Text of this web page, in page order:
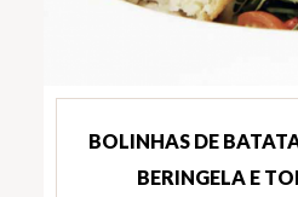
BOLINHAS DE
BERINGELA E